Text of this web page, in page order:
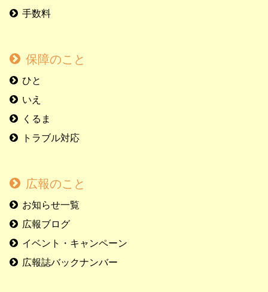
手数料
保障のこと
ひと
いえ
くるま
トラブル対応
広報のこと
お知らせ一覧
広報ブログ
イベント・キャンペーン
広報誌バックナンバー